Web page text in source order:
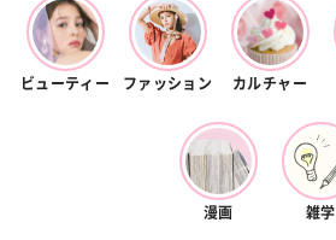
ビューティー ファッション カルチャー
漫画 雑学